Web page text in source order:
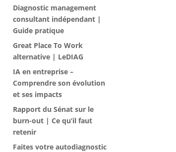
Diagnostic management
consultant indépendant |
Guide pratique
Great Place To Work
alternative | LeDIAG
IA en entreprise –
Comprendre son évolution
et ses impacts
Rapport du Sénat sur le
burn-out | Ce qu’il faut
retenir
Faites votre autodiagnostic